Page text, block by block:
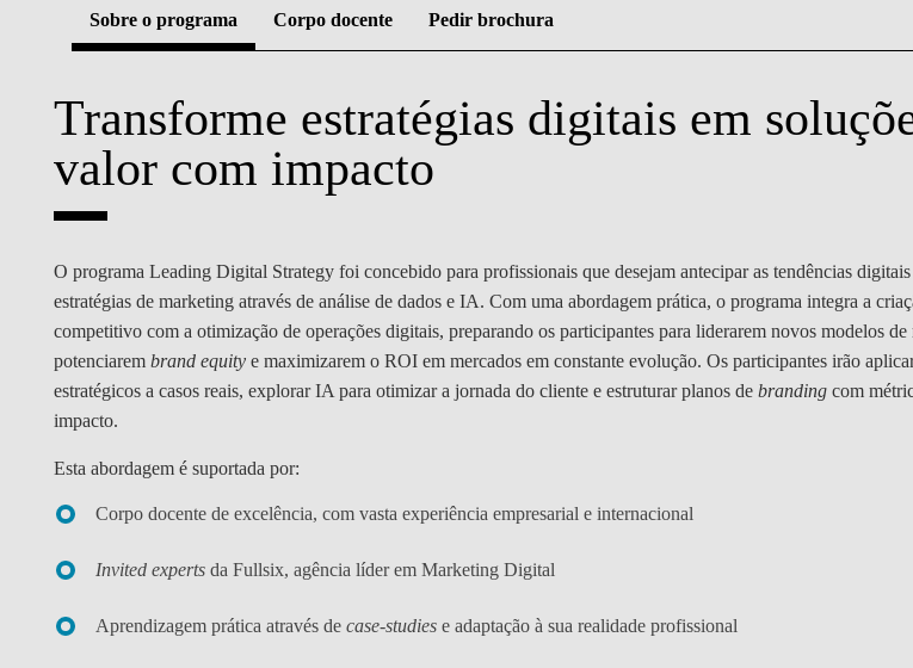
IA DATA DIGITAL
Sobre o programa Corpo docente Pedir brochura
Transforme estratégias digitais em
valor com impacto
O programa Leading Digital Strategy foi concebido para profissionais que desejam antecipar as tendências
estratégias de marketing através de análise de dados e IA. Com uma abordagem prática, o programa integra a
competitivo com a otimização de operações digitais, preparando os participantes para liderarem novos modelos de
potenciarembrand equity e maximizarem o ROI em mercados em constante evolução. Os participantes irão
estratégicos a casos reais, explorar IA para otimizar a jornada do cliente e estruturar planos de branding com
impacto.
Esta abordagem é suportada por:
Corpo docente de excelência, com vasta experiência empresarial e internacional
Invited expertsda Fullsix, agência líder em Marketing Digital
Aprendizagem prática através de case-studiese adaptação à sua realidade profissional